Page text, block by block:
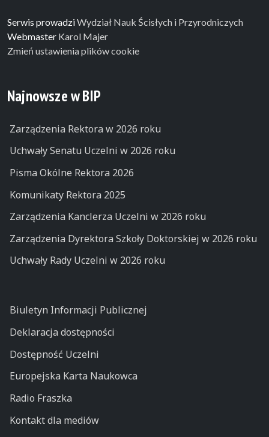
Serwis prowadziWydział Nauk Ścisłych i Przyrodniczych
Webmaster Karol Majer
Zmień ustawienia plików cookie
Najnowsze w BIP
Zarządzenia Rektora w 2026 roku
Uchwały Senatu Uczelni w 2026 roku
Pisma Okólne Rektora 2026
Komunikaty Rektora 2025
Zarządzenia Kanclerza Uczelni w 2026 roku
Zarządzenia Dyrektora Szkoły Doktorskiej w 2026 roku
Uchwały Rady Uczelni w 2026 roku
Biuletyn Informacji Publicznej
Deklaracja dostępności
Dostępność Uczelni
Europejska Karta Naukowca
Radio Fraszka
Kontakt dla mediów